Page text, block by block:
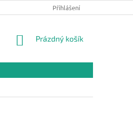
Přihlášení
NÁKUPNÍ
Prázdný košík